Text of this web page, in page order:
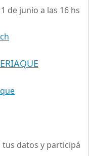
de junio a las 16 hs
tus datos y participá